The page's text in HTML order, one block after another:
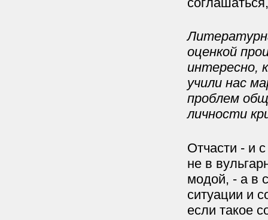
оценкой
интересно,
учили нас
проблем
личности
Отчасти - и
не в
модой, - а в
ситуации и
если такое